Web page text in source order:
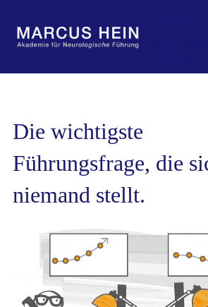
springen
Die wichtigste
Führungsfrage, die
niemand stellt.